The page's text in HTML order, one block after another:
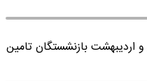
اردیبهشت بازنشستگان تامین